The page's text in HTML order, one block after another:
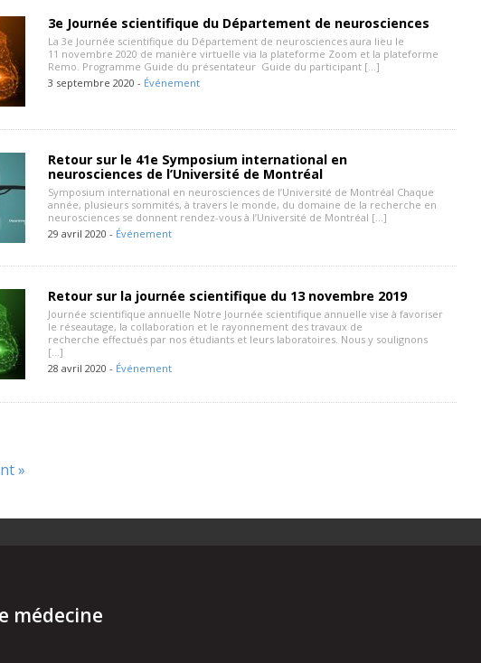
3e Journée scientifique du Département de neurosciences
La 3e Journée scientifique du Département de neurosciences aura lieu le
11 novembre 2020 de manière virtuelle via la plateforme Zoom et la plateforme
Remo. Programme Guide du présentateur Guide du participant […]
3 septembre 2020 - Événement
Retour sur le 41e Symposium international en
neurosciences de l’Université de Montréal
Symposium international en neurosciences de l’Université de Montréal Chaque
année, plusieurs sommités, à travers le monde, du domaine de la recherche en
neurosciences se donnent rendez-vous à l’Université de Montréal […]
29 avril 2020 - Événement
Retour sur la journée scientifique du 13 novembre 2019
Journée scientifique annuelle Notre Journée scientifique annuelle vise à favoriser
le réseautage, la collaboration et le rayonnement des travaux de
recherche effectués par nos étudiants et leurs laboratoires. Nous y soulignons
[…]
28 avril 2020 - Événement
»
médecine